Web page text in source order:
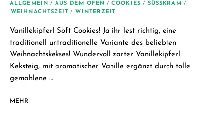
ALLGEMEIN / AUS DEM OFEN / COOKIES / SÜSSKRAM
/
WEIHNACHTSZEIT / WINTERZEIT
Vanillekipferl Soft Cookies! Ja ihr lest richtig, eine
traditionell untraditionelle Variante des beliebten
Weihnachtskekses! Wundervoll zarter Vanillekipferl
Keksteig, mit aromatischer Vanille ergänzt durch tolle
gemahlene …
MEHR